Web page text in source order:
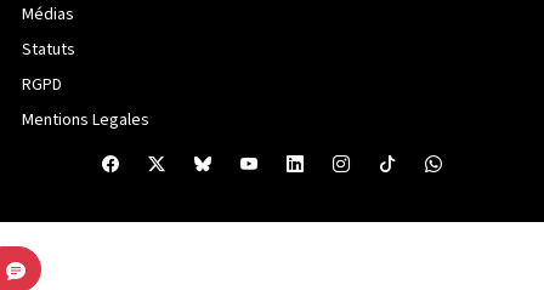
Médias
Statuts
RGPD
Mentions Legales